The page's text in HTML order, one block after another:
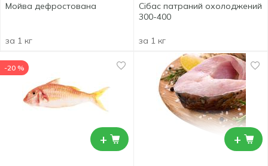
Мойва дефростована
за 1 кг
Сібас патраний охолоджений
300-400
за 1 кг
+
-20 %
+